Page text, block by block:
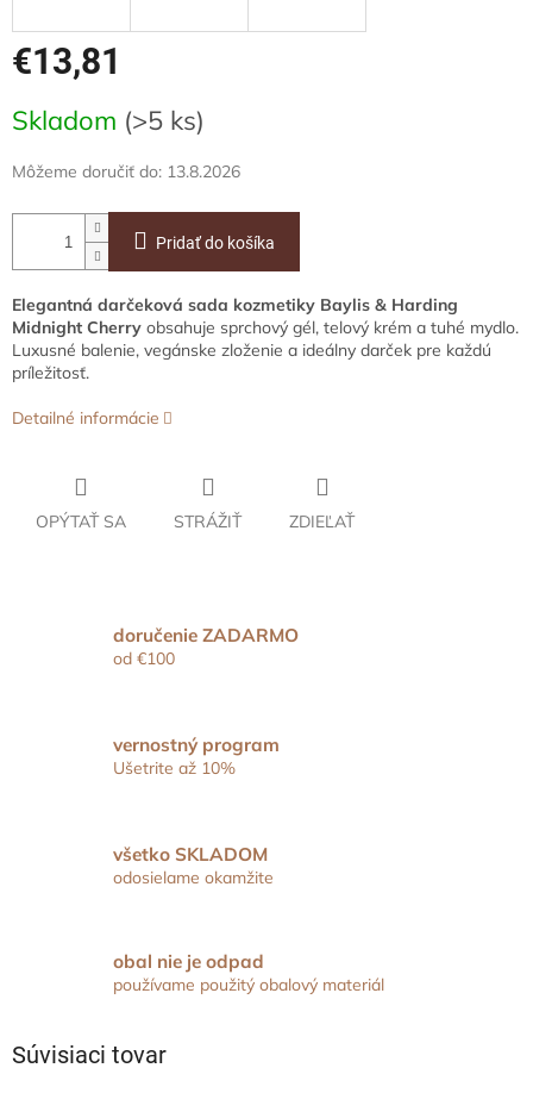
€13,81
cena:
Skladom (>5 ks)
Môžeme doručiť do: 13.8.2026
Pridať do košíka
Elegantná darčeková sada kozmetiky Baylis & Harding
Midnight Cherry obsahuje sprchový gél, telový krém a tuhé mydlo.
Luxusné balenie, vegánske zloženie a ideálny darček pre každú
príležitosť.
Detailné informácie
OPÝTAŤ SA STRÁŽIŤ ZDIEĽAŤ
doručenie ZADARMO
od €100
vernostný program
Ušetrite až 10%
všetko SKLADOM
odosielame okamžite
obal nie je odpad
používame použitý obalový materiál
Súvisiaci tovar